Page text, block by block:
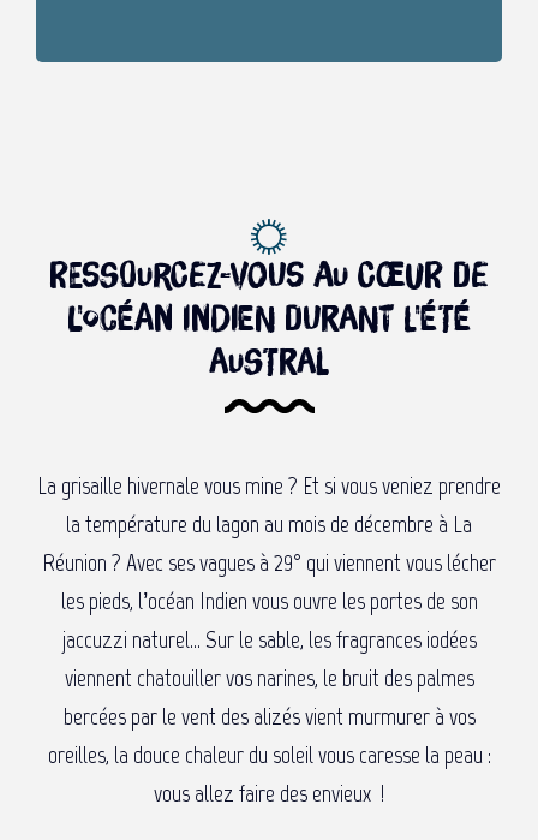
Ressourcez-vous au cœur de
l'océan Indien durant l'été
austral
La grisaille hivernale vous mine ? Et si vous veniez prendre
la température du lagon au mois de décembre à La
Réunion ? Avec ses vagues à 29° qui viennent vous lécher
les pieds, l’océan Indien vous ouvre les portes de son
jaccuzzi naturel… Sur le sable, les fragrances iodées
viennent chatouiller vos narines, le bruit des palmes
bercées par le vent des alizés vient murmurer à vos
oreilles, la douce chaleur du soleil vous caresse la peau :
vous allez faire des envieux !